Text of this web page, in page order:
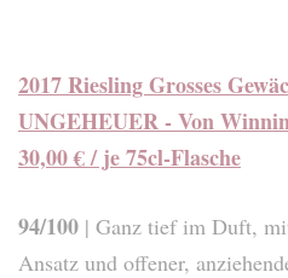
2017 Riesling Grosses
UNGEHEUER - Von
30,00 € / je 75cl-Flasche
94/100 | Ganz tief im Duft,
Ansatz und offener,